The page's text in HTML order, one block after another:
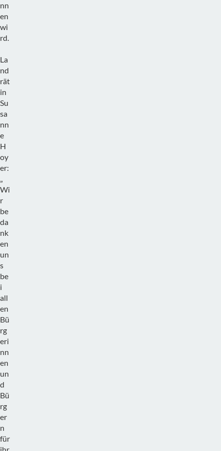
nn
en
wi
rd.
La
nd
rät
in
Su
sa
nn
e
H
oy
er:
„
Wi
r
be
da
nk
en
un
s
be
i
all
en
Bü
rg
eri
nn
en
un
d
Bü
rg
er
n
für